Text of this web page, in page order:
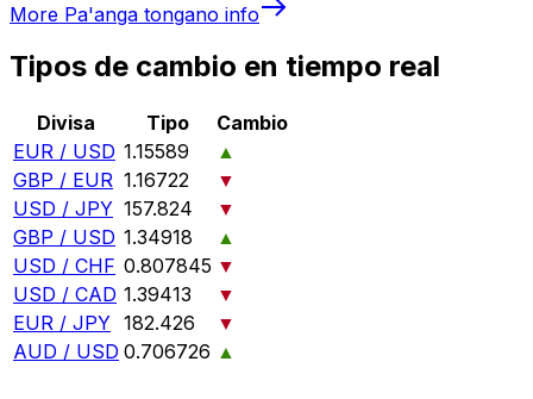
More Pa'anga tongano info
Tipos de cambio en tiempo real
Divisa Tipo
Cambio
EUR / USD 1.15589
▲
GBP / EUR 1.16722
▼
USD / JPY 157.824
▼
GBP / USD 1.34918
▲
USD / CHF 0.807845 ▼
USD / CAD 1.39413
▼
EUR / JPY 182.426
▼
AUD / USD 0.706726 ▲